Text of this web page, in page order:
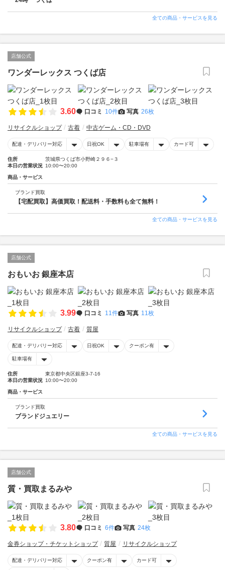
全ての商品・サービスを見る
店舗公式
ワンダーレックス つくば店
3.60 口コミ 10件 写真 26枚
リサイクルショップ 古着 中古ゲーム・CD・DVD
配達・デリバリー対応 日祝OK 駐車場有 カード可
住所
茨城県つくば市小野崎２９６−３
本日の営業状況 10:00〜20:00
商品・サービス
ブランド買取
【宅配買取】高価買取！配送料・手数料も全て無料！
全ての商品・サービスを見る
店舗公式
おもいお 銀座本店
3.99 口コミ 11件 写真 11枚
リサイクルショップ 古着 質屋
配達・デリバリー対応 日祝OK クーポン有
駐車場有
住所
東京都中央区銀座3-7-16
本日の営業状況 10:00〜20:00
商品・サービス
ブランド買取
ブランドジュエリー
全ての商品・サービスを見る
店舗公式
質・買取まるみや
3.80 口コミ 6件 写真 24枚
金券ショップ・チケットショップ 質屋 リサイクルショップ
配達・デリバリー対応 クーポン有 カード可